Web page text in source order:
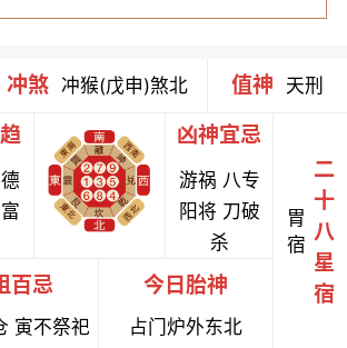
冲煞 冲猴(戊申)煞北 值神 天刑
凶神宜忌
游祸 八专
阳将 刀破
杀
百忌
寅不祭祀
今日胎神
占门炉外东北
胃
宿
二
十
八
星
宿